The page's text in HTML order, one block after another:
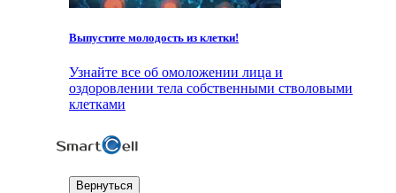
Выпустите молодость из клетки!
Узнайте все об омоложении лица и
оздоровлении тела собственными стволовыми
клетками
Вернуться